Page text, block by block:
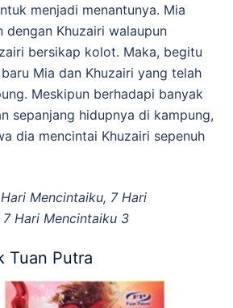
menjadi menantunya. Mia
dengan Khuzairi walaupun
bersikap kolot. Maka, begitu
Mia dan Khuzairi yang telah
Meskipun berhadapi banyak
sepanjang hidupnya di kampung,
dia mencintai Khuzairi sepenuh
Mencintaiku, 7 Hari
Hari Mencintaiku 3
Putra